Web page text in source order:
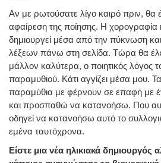
Αν με ρωτούσατε λίγο καιρό πριν, θα
αφαίρεση της ποίησης. Η χορογραφία
δημιουργεί μέσα από την πύκνωση
λέξεων πάνω στη σελίδα. Τώρα θα
μάλλον καλύτερα, ο ποιητικός λόγος
παραμυθιού. Κάτι αγγίζει μέσα μου.
παραμύθια με φέρνουν σε επαφή με
και προσπαθώ να κατανοήσω. Που
οδηγεί να κατανοήσω αυτό το
εμένα ταυτόχρονα.
Είστε μια νέα ηλικιακά δημιουργός